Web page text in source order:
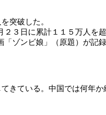
突破した。
３日に累計１１５万人を超
ゾンビ娘」（原題）が記
きている。中国では何年